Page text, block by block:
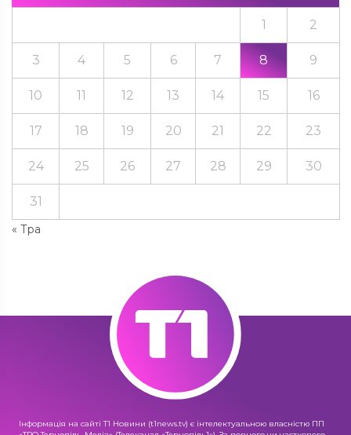
« Тра
1 2
3 4 5 6 7 8 9
10 11 12 13 14 15 16
17 18 19 20 21 22 23
24 25 26 27 28 29 30
31
Інформація на сайті Т1 Новини (t1news.tv) є інтелектуальною власністю ПП